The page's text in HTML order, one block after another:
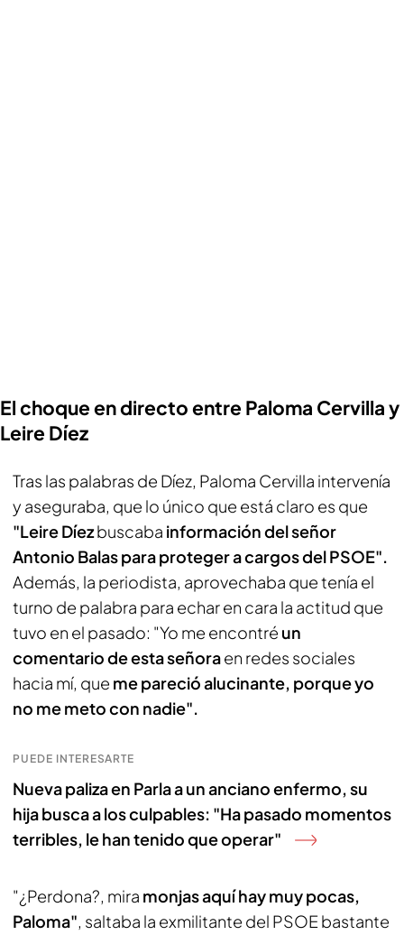
El choque en directo entre Paloma Cervilla y
Leire Díez
Tras las palabras de Díez, Paloma Cervilla intervenía
y aseguraba, que lo único que está claro es que
"Leire Díezbuscaba información del señor
Antonio Balas para proteger a cargos del PSOE".
Además, la periodista, aprovechaba que tenía el
turno de palabra para echar en cara la actitud que
tuvo en el pasado: "Yo me encontré un
comentario de esta señoraen redes sociales
hacia mí, que me pareció alucinante, porque yo
no me meto con nadie".
PUEDE INTERESARTE
Nueva paliza en Parla a un anciano enfermo, su
hija busca a los culpables: "Ha pasado momentos
terribles, le han tenido que operar"
"¿Perdona?, mira monjas aquí hay muy pocas,
Paloma", saltaba la exmilitante del PSOE bastante